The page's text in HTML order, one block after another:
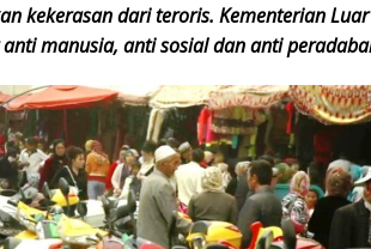
kekerasan dari teroris. Kementerian
manusia, anti sosial dan anti